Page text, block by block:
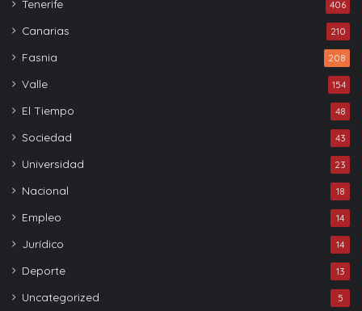
Tenerife 406
Canarias 210
Fasnia 208
Valle 154
El Tiempo 48
Sociedad 43
Universidad 23
Nacional 18
Empleo 14
Jurídico 14
Deporte 13
Uncategorized 5